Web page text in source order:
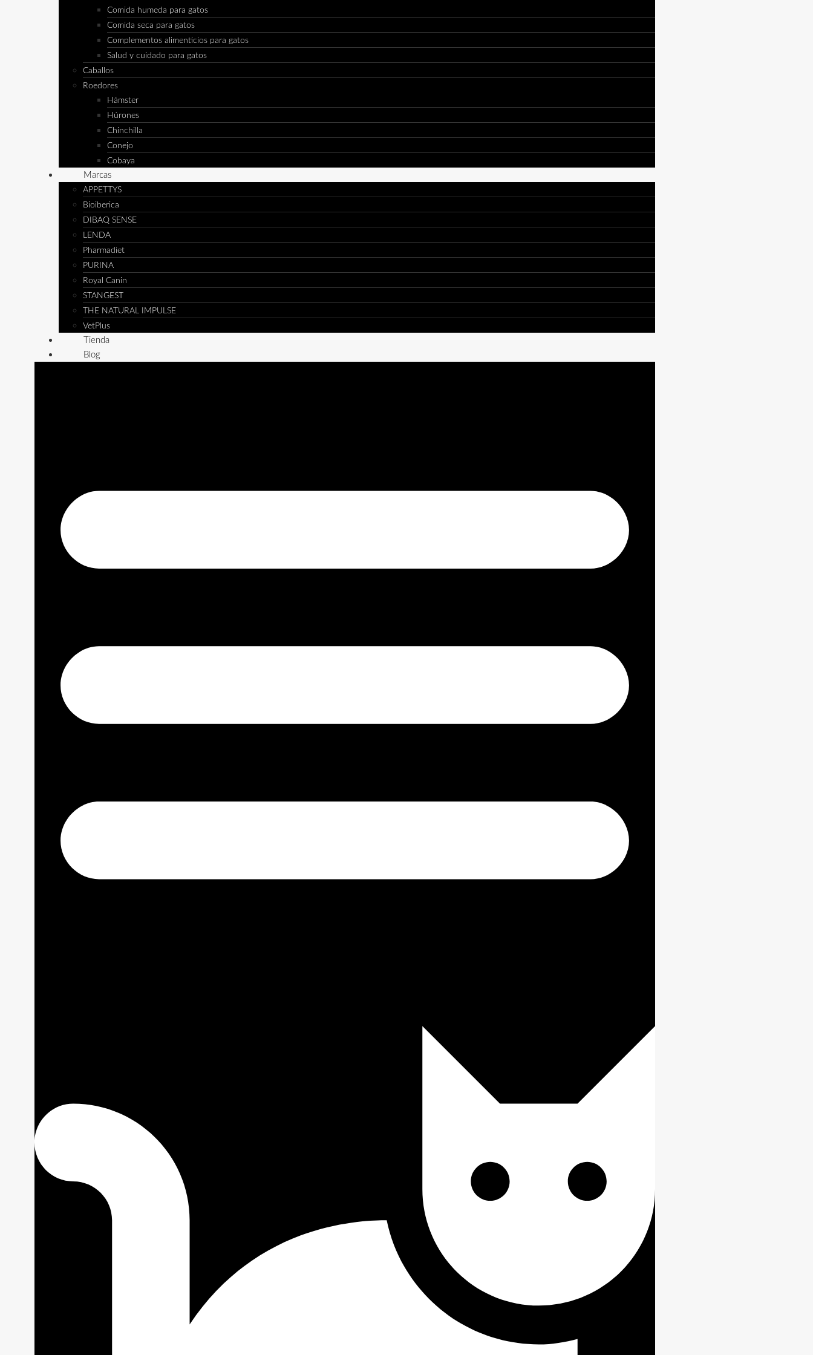
Comida humeda para gatos
Comida seca para gatos
Complementos alimenticios para gatos
Salud y cuidado para gatos
Caballos
Roedores
Hámster
Húrones
Chinchilla
Conejo
Cobaya
Marcas
APPETTYS
Bioiberica
DIBAQ SENSE
LENDA
Pharmadiet
PURINA
Royal Canin
STANGEST
THE NATURAL IMPULSE
VetPlus
Tienda
Blog